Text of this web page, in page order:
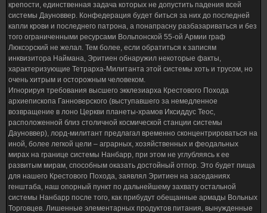
крепости, единственная задача которых не допустить падения всей
системы Дауноввер. Конфедерация будет биться за них до последней
капли крови и последнего патрона, а понапрасну разбазариваться и без
того ограниченными ресурсами Вольпонской 55-ой Армии граф
Люксорский не желал. Тем более, если обратиться к записям
инквизитора Наймана, Эритиен обнаружил некоторые факты,
характеризующие Тетрарха-Милитанта этой системы хоть и трусом, но
очень хитрым и осторожным человеком.
Игнорируя требования высшего экклезиарха Крестового Похода
архиепископа Ганноверского (выступавшего за немедленное
возвращение в лоно Церкви планеты-храмов Иксиддус Теос,
расположенной близ столичной космической станции системы
Дауноввер), лорд-милитант предлагал временно сконцентрироваться на
иной, более легкой цели – аграрных, хозяйственных и феодальных
мирах на границе системы Нанбарр, при этом не углубляясь к ее
развитым мирам, способным оказать достойный отпор. Это будет пища
для нашего Крестового Похода, заявлял Эритиен на заседаниях
генштаба, наш опорный пункт по дальнейшему захвату остальной
системы Нанбарр после того, как прибудут обещанные армады Вольных
Торговцев. Лишенные элементарных продуктов питания, вынужденные